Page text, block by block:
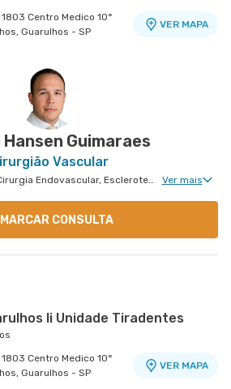
Centro Medico 10°
Guarulhos - SP
VER MAPA
Luiz Anália Franco
nr. 955 7° Andar -
- Mooca, Sao Paulo - SP
Guimaraes
Vascular
Cirurgia Cardiovascular, Cirurgia Endovascular, Escleroterapia, Angiologia Clinica, Cirurgia Vascular Para Acessos Vasculares, Cirurgia Vascular Para Colocação de Cateter Ver mais
MARCAR CONSULTA
Ii Unidade Tiradentes
Centro Medico 10°
Guarulhos - SP
VER MAPA